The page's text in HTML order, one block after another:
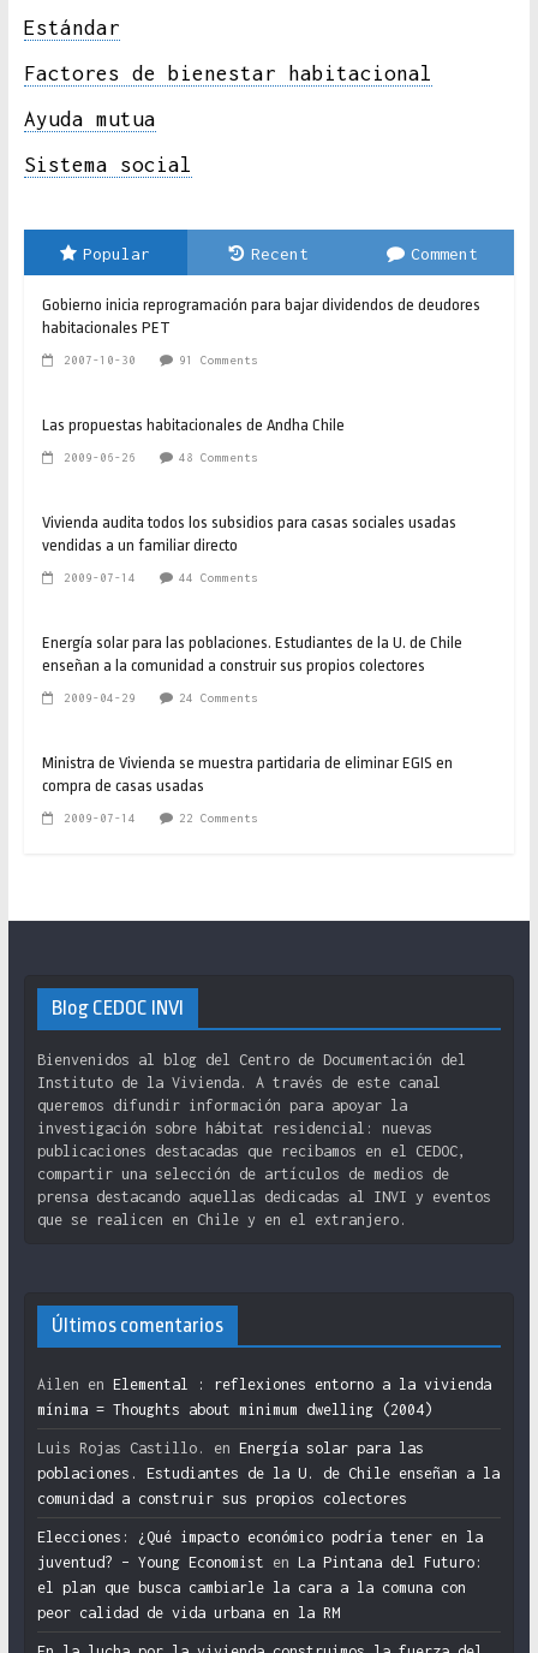
Estándar
Factores de bienestar habitacional
Ayuda mutua
Sistema social
Popular Recent Comment
Gobierno inicia reprogramación para bajar dividendos de deudores
habitacionales PET
2007-10-30 91 Comments
Las propuestas habitacionales de Andha Chile
2009-06-26 48 Comments
Vivienda audita todos los subsidios para casas sociales usadas
vendidas a un familiar directo
2009-07-14 44 Comments
Energía solar para las poblaciones. Estudiantes de la U. de Chile
enseñan a la comunidad a construir sus propios colectores
2009-04-29 24 Comments
Ministra de Vivienda se muestra partidaria de eliminar EGIS en
compra de casas usadas
2009-07-14 22 Comments
Blog CEDOC INVI
Bienvenidos al blog del Centro de Documentación del
Instituto de la Vivienda. A través de este canal
queremos difundir información para apoyar la
investigación sobre hábitat residencial: nuevas
publicaciones destacadas que recibamos en el CEDOC,
compartir una selección de artículos de medios de
prensa destacando aquellas dedicadas al INVI y eventos
que se realicen en Chile y en el extranjero.
Últimos comentarios
Ailen en Elemental : reflexiones entorno a la vivienda
mínima = Thoughts about minimum dwelling (2004)
Luis Rojas Castillo. en Energía solar para las
poblaciones. Estudiantes de la U. de Chile enseñan a la
comunidad a construir sus propios colectores
Elecciones: ¿Qué impacto económico podría tener en la
juventud? – Young Economist en La Pintana del Futuro:
el plan que busca cambiarle la cara a la comuna con
peor calidad de vida urbana en la RM